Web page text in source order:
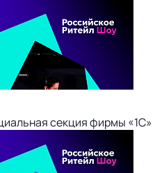
секция фирмы «1С»